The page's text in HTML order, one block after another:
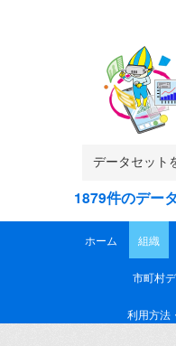
1879件のデー
ホーム 組織
市町村
利用方法